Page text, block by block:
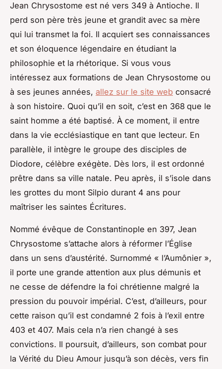
Jean Chrysostome est né vers 349 à Antioche. Il
perd son père très jeune et grandit avec sa mère
qui lui transmet la foi. Il acquiert ses connaissances
et son éloquence légendaire en étudiant la
philosophie et la rhétorique. Si vous vous
intéressez aux formations de Jean Chrysostome ou
à ses jeunes années, allez sur le site web consacré
à son histoire. Quoi qu’il en soit, c’est en 368 que le
saint homme a été baptisé. À ce moment, il entre
dans la vie ecclésiastique en tant que lecteur. En
parallèle, il intègre le groupe des disciples de
Diodore, célèbre exégète. Dès lors, il est ordonné
prêtre dans sa ville natale. Peu après, il s’isole dans
les grottes du mont Silpio durant 4 ans pour
maîtriser les saintes Écritures.
Nommé évêque de Constantinople en 397, Jean
Chrysostome s’attache alors à réformer l’Église
dans un sens d’austérité. Surnommé « l’Aumônier »,
il porte une grande attention aux plus démunis et
ne cesse de défendre la foi chrétienne malgré la
pression du pouvoir impérial. C’est, d’ailleurs, pour
cette raison qu’il est condamné 2 fois à l’exil entre
403 et 407. Mais cela n’a rien changé à ses
convictions. Il poursuit, d’ailleurs, son combat pour
la Vérité du Dieu Amour jusqu’à son décès, vers fin